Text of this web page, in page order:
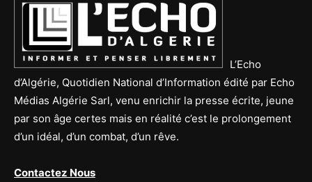
L’Echo
d’Algérie, Quotidien National d’Information édité par Echo
Médias Algérie Sarl, venu enrichir la presse écrite, jeune
par son âge certes mais en réalité c’est le prolongement
d’un idéal, d’un combat, d’un rêve.
Contactez Nous